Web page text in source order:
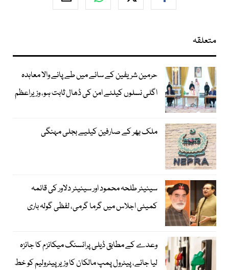
متعلقہ
حرمین شریفین کے سائے میں طے پانے والا معاہدہ
اگلی نسلوں کیلئے امن کی ڈھال ثابت ہو، وزیراعظم
ملک بھر کے صارفین کیلیے بجلی مہنگی
سینیٹر طلحہ محمود اور سینیٹر دلاور کی قائمہ
کمیٹی اجلاس میں گرما گرمی، لفظی گولہ باری
وعدے کے مطابق ڈیلی پرائسنگ میکانزم کا جائزہ
لیا جائے، پیٹرول پمپ مالکان کا وزیرپیٹرولیم کو خط